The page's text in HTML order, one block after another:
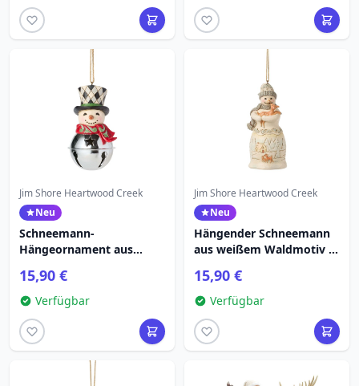
Jim Shore Heartwood Creek
Neu
Schneemann-
Hängeornament aus
Heartwood Creek
15,90 €
Verfügbar
Jim Shore Heartwood Creek
Neu
Hängender Schneemann
aus weißem Waldmotiv -
15,90 €
Verfügbar